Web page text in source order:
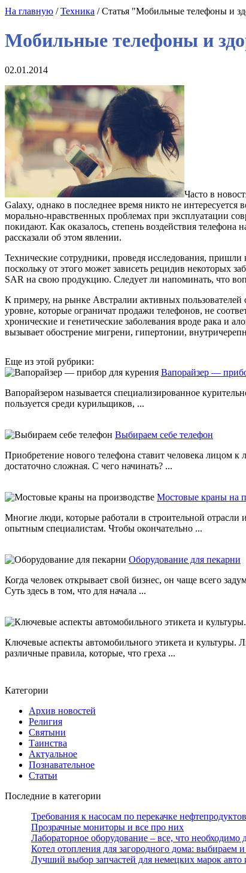
На главную /Техника / Статья "Мобильные телефоны и
Мобильные телефоны и
02.01.2014
Часто в
Galaxy, однако в последнее время никто не
морально-нравственных проблемах при эксплуатации
покидают. Как оказалось, степень воздействия
рассказали об этом явлении.
Технические сотрудники, проведя исследования,
поскольку от этого может зависеть рецидив некоторых
SAR на свою продукцию. Следует ли напоминать, что
К примеру, на рынке Австралии активных пользователей
уровне, которые ограничат продажи телефонов, не
хронические и генетические заболевания вроде рака и
вызывает обострение мигрени, гипертонии,
Еще из этой рубрики:
Вапорайзер —
Вапорайзером называется специализированное
пользуется среди курильщиков, ...
Выбираем себе телефон
Приобретение нового телефона ставит человека лицом
достаточно сложная. С чего начинать? ...
Мостовые краны на
Многие люди, которые работали в строительной
опытным специалистам. Чтобы окончательно ...
Оборудование для пекарни
Когда человек открывает свой бизнес, он чаще всего
Суть здесь в том, что для начала ...
Ключевые аспекты автомобильного этикета и
различные правила, которые, что греха ...
Категории
Архив новостей
Религия
Святыни
Таинства
Актуальное
Познавательное
Статьи
Последние в категории
Требования к насосам по перекачке нефтепродуктов
Прозрачные мониторы и все про них
Лабораторное оборудование – все, что необходимо
Котел отопления для загородного дома: выбираем
Лучший выбор запчастей для немецких марок